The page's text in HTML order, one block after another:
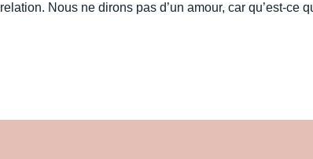
Nous ne dirons pas d’un amour, car qu’est-ce